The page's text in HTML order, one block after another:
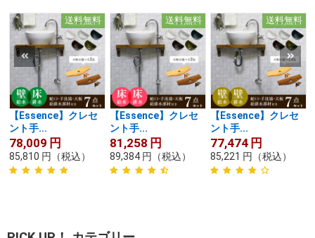
送料無料
【Essence】クレセ
ント手...
78,009 円
85,810 円 （税込）
送料無料
【Essence】クレセ
ント手...
81,258 円
89,384 円 （税込）
送料無料
【Essence】クレセ
ント手...
77,474 円
85,221 円 （税込）